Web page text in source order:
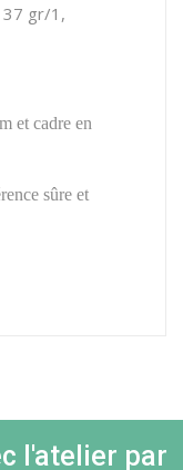
gr/1,
et cadre en
sûre et
l'atelier par